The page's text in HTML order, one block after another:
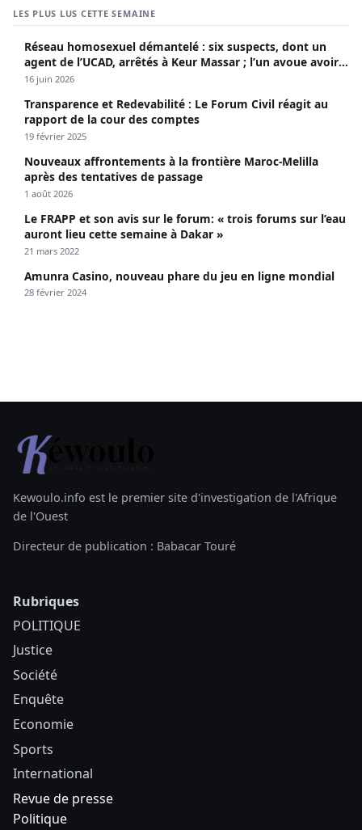
LES PLUS LUS CETTE SEMAINE
Réseau homosexuel démantelé : six suspects, dont un
agent de l’UCAD, arrêtés à Keur Massar ; l’un avoue avoir
propagé le VIH depuis 2018
16 juin 2026
Transparence et Redevabilité : Le Forum Civil réagit au
rapport de la cour des comptes
19 février 2025
Nouveaux affrontements à la frontière Maroc-Melilla
après des tentatives de passage
1 août 2026
Le FRAPP et son avis sur le forum: « trois forums sur l’eau
auront lieu cette semaine à Dakar »
21 mars 2022
Amunra Casino, nouveau phare du jeu en ligne mondial
28 février 2024
Kewoulo.info est le premier site d'investigation de l'Afrique
de l'Ouest
Directeur de publication : Babacar Touré
Rubriques
POLITIQUE
Justice
Société
Enquête
Economie
Sports
International
Revue de presse
Politique